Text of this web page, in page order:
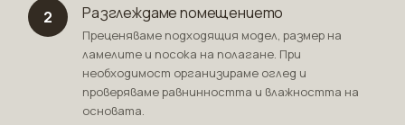
2 Разглеждаме помещението
Преценяваме подходящия модел, размер на
ламелите и посока на полагане. При
необходимост организираме оглед и
проверяваме равнинността и влажността на
основата.